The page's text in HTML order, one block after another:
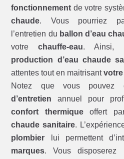
fonctionnement de votre
chaude. Vous pourriez
l’entretien du ballon d’eau
votrechauffe-eau. Ainsi,
production d’eau chaude
attentes tout en maitrisant
Notez que vous pouvez
d’entretien annuel pour
confort thermiqueoffert
chaude sanitaire.
plombier lui permettent
marques. Vous disposerez